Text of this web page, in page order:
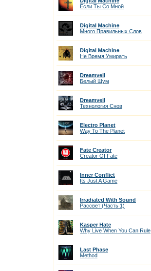
Если Ты Со Мной
Digital Machine
Много Правильных Слов
Digital Machine
Не Время Умирать
Dreamveil
Белый Шум
Dreamveil
Технология Снов
Electro Planet
Way To The Planet
Fate Creator
Creator Of Fate
Inner Conflict
Its Just A Game
Irradiated With Sound
Рассвет (Часть 1)
Kasper Hate
Why Live When You Can Rule
Last Phase
Method